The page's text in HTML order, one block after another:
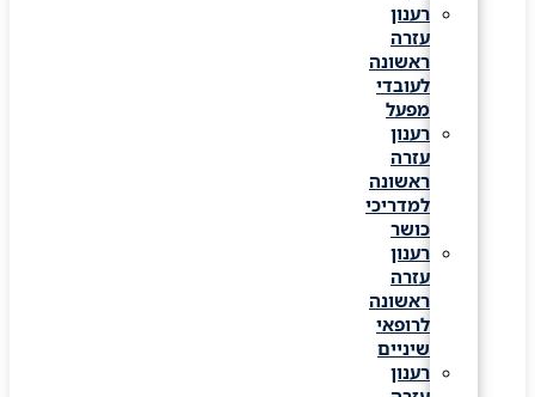
רענון
עזרה
ראשונה
לעובדי
מפעל
רענון
עזרה
ראשונה
למדריכי
כושר
רענון
עזרה
ראשונה
לרופאי
שיניים
רענון